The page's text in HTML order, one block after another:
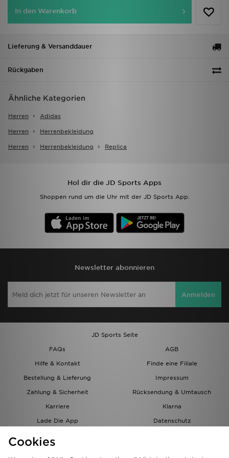
In den Warenkorb
Lieferung & Versanddauer
Rückgaben
Ähnliche Kategorien
Herren Adidas
Herren Herrenbekleidung
Herren Herrenbekleidung Replica
Hol dir die JD Sports Apps
Shoppen rund um die Uhr mit der JD Sports App.
Newsletter abonnieren
Anmelden
JD Sports Seite
FAQs
AGB
Hilfe & Kontakt
Finde eine Filiale
Bestellung & Lieferung
Impressum
Zahlung & Sicherheit
Rücksendung & Umtausch
Karriere
Klarna
Lade Die App
Datenschutz
Cookies